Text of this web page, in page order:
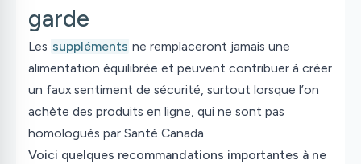
garde
Les suppléments ne remplaceront jamais une
alimentation équilibrée et peuvent contribuer à créer
un faux sentiment de sécurité, surtout lorsque l’on
achète des produits en ligne, qui ne sont pas
homologués par Santé Canada.
Voici quelques recommandations importantes à ne